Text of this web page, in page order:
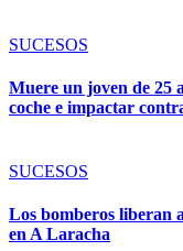
SUCESOS
Muere un joven de 25
coche e impactar
SUCESOS
Los bomberos liberan
en A Laracha